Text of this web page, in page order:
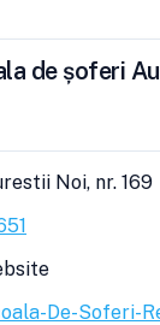
de șoferi
Noi, nr. 169
De-Soferi-